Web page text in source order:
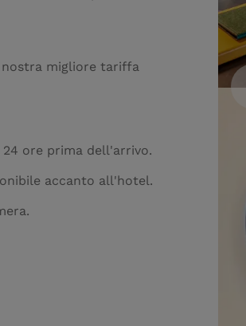
nostra migliore tariffa
ore prima dell'arrivo.
accanto all'hotel.